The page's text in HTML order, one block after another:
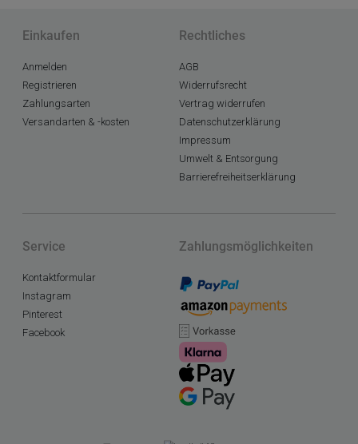
Einkaufen
Anmelden
Registrieren
Zahlungsarten
Versandarten & -kosten
Rechtliches
AGB
Widerrufsrecht
Vertrag widerrufen
Datenschutzerklärung
Impressum
Umwelt & Entsorgung
Barrierefreiheitserklärung
Service
Kontaktformular
Instagram
Pinterest
Facebook
Zahlungsmöglichkeiten